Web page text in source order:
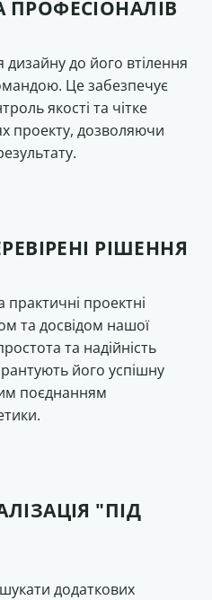
дизайну до його втілення
Це забезпечує
якості та чітке
проекту, дозволяючи
РІШЕННЯ
проектні
та досвідом нашої
та надійність
його успішну
поєднанням
"ПІД
додаткових